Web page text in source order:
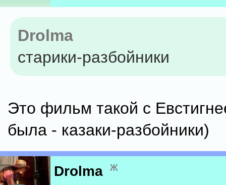
Drolma
старики-разбойники
Это фильм такой с
была - казаки-разбойники)
Drolma ж